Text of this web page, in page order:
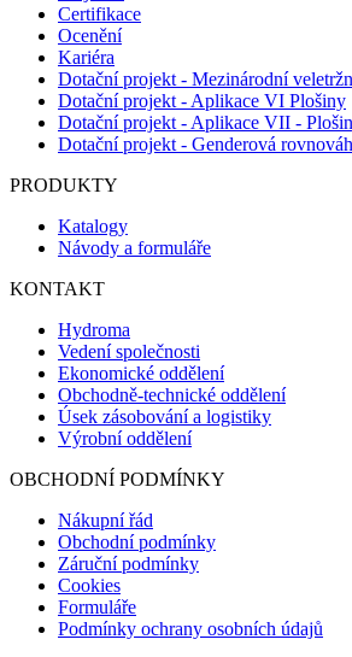
Certifikace
Ocenění
Kariéra
Dotační projekt - Mezinárodní
Dotační projekt - Aplikace VI Plošiny
Dotační projekt - Aplikace VII -
Dotační projekt - Genderová
PRODUKTY
Katalogy
Návody a formuláře
KONTAKT
Hydroma
Vedení společnosti
Ekonomické oddělení
Obchodně-technické oddělení
Úsek zásobování a logistiky
Výrobní oddělení
OBCHODNÍ PODMÍNKY
Nákupní řád
Obchodní podmínky
Záruční podmínky
Cookies
Formuláře
Podmínky ochrany osobních údajů